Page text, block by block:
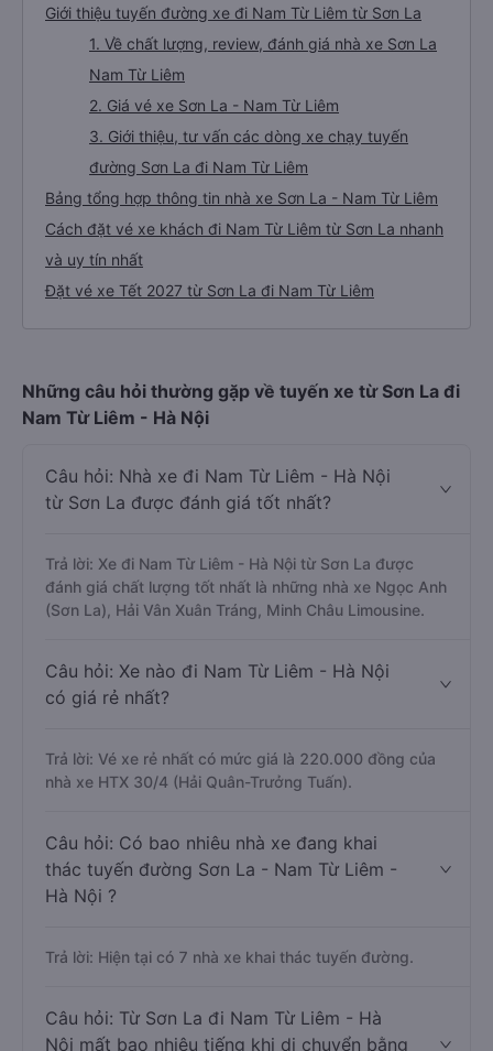
Giới thiệu tuyến đường xe đi Nam Từ Liêm từ Sơn La
1. Về chất lượng, review, đánh giá nhà xe Sơn La
Nam Từ Liêm
2. Giá vé xe Sơn La - Nam Từ Liêm
3. Giới thiệu, tư vấn các dòng xe chạy tuyến
đường Sơn La đi Nam Từ Liêm
Bảng tổng hợp thông tin nhà xe Sơn La - Nam Từ Liêm
Cách đặt vé xe khách đi Nam Từ Liêm từ Sơn La nhanh
và uy tín nhất
Đặt vé xe Tết 2027 từ Sơn La đi Nam Từ Liêm
Những câu hỏi thường gặp về tuyến xe từ Sơn La đi
Nam Từ Liêm - Hà Nội
Câu hỏi: Nhà xe đi Nam Từ Liêm - Hà Nội
từ Sơn La được đánh giá tốt nhất?
Trả lời: Xe đi Nam Từ Liêm - Hà Nội từ Sơn La được
đánh giá chất lượng tốt nhất là những nhà xe Ngọc Anh
(Sơn La), Hải Vân Xuân Tráng, Minh Châu Limousine.
Câu hỏi: Xe nào đi Nam Từ Liêm - Hà Nội
có giá rẻ nhất?
Trả lời: Vé xe rẻ nhất có mức giá là 220.000 đồng của
nhà xe HTX 30/4 (Hải Quân-Trưởng Tuấn).
Câu hỏi: Có bao nhiêu nhà xe đang khai
thác tuyến đường Sơn La - Nam Từ Liêm -
Hà Nội ?
Trả lời: Hiện tại có 7 nhà xe khai thác tuyến đường.
Câu hỏi: Từ Sơn La đi Nam Từ Liêm - Hà
Nội mất bao nhiêu tiếng khi di chuyển bằng